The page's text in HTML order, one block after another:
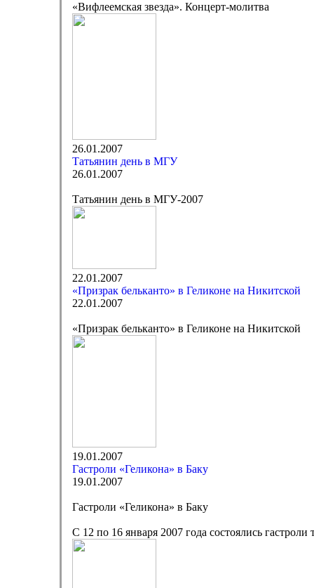
«Вифлеемская звезда». Концерт-молитва
26.01.2007
Татьянин день в МГУ
26.01.2007
Татьянин день в МГУ-2007
22.01.2007
«Призрак бельканто» в Геликоне на Никитской
22.01.2007
«Призрак бельканто» в Геликоне на Никитской
19.01.2007
Гастроли «Геликона» в Баку
19.01.2007
Гастроли «Геликона» в Баку
С 12 по 16 января 2007 года состоялись